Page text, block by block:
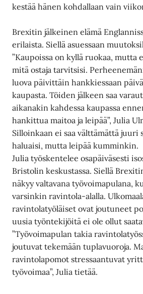
kestää hänen kohdallaan vain
Brexitin jälkeinen elämä
erilaista. Siellä asuessaan
”Kaupoissa on kyllä ruokaa, mutta
mitä ostaja tarvitsisi.
luova päivittäin hankkiessaan
kaupasta. Töiden jälkeen saa
aikanakin kahdessa kaupassa
hankittua maitoa ja leipää”, Julia
Silloinkaan ei saa välttämättä juuri
haluaisi, mutta leipää kumminkin.
Julia työskentelee osapäiväsesti
Bristolin keskustassa. Siellä
näkyy valtavana työvoimapulana,
varsinkin ravintola-alalla.
ravintolatyöläiset ovat joutuneet
uusia työntekijöitä ei ole ollut
”Työvoimapulan takia
joutuvat tekemään tuplavuoroja.
ravintolapomot stressaantuvat
työvoimaa”, Julia tietää.